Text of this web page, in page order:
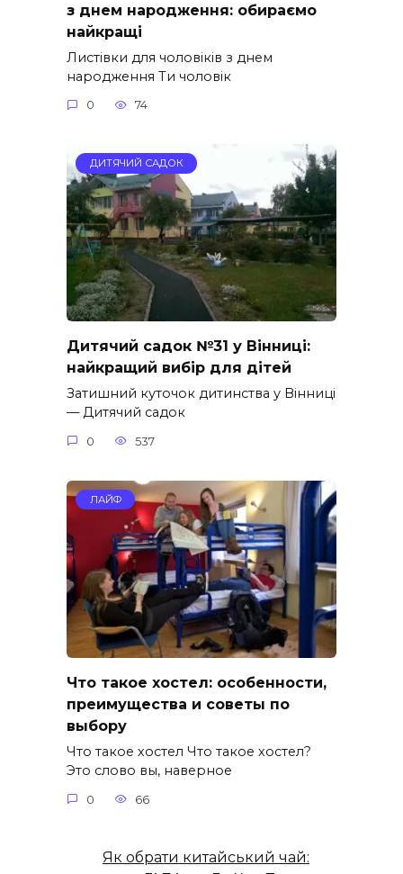
з днем народження: обираємо
найкращі
Листівки для чоловіків з днем
народження Ти чоловік
0 74
ДИТЯЧИЙ САДОК
Дитячий садок №31 у Вінниці:
найкращий вибір для дітей
Затишний куточок дитинства у Вінниці
— Дитячий садок
0 537
ЛАЙФ
Что такое хостел: особенности,
преимущества и советы по
выбору
Что такое хостел Что такое хостел?
Это слово вы, наверное
0 66
Як обрати китайський чай: